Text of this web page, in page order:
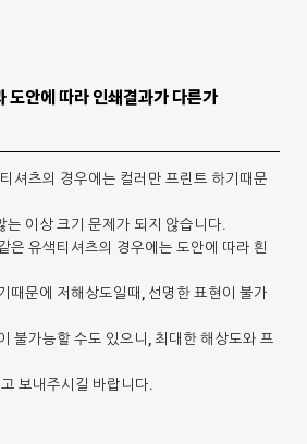
도안에 따라 인쇄결과가 다른가
셔츠의 경우에는 컬러만 프린트 하기때문
는 이상 크기 문제가 되지 않습니다.
은 유색티셔츠의 경우에는 도안에 따라 흰
때문에 저해상도일때, 선명한 표현이 불가
불가능할 수도 있으니, 최대한 해상도와 프
보내주시길 바랍니다.